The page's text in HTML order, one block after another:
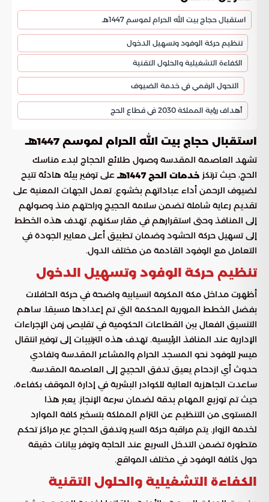
استقبال حجاج بيت الله الحرام لموسم 1447هـ
تنظيم حركة الوفود وتسهيل الدخول
الكفاءة التشغيلية والحلول التقنية
التحول الرقمي في خدمة الضيوف
أهداف رؤية المملكة 2030 في قطاع الحج
استقبال حجاج بيت الله الحرام لموسم 1447هـ
تشهد العاصمة المقدسة وصول طلائع الحجاج لبدء مناسك
الحج، حيث ترتكز خدمات الحج 1447هـ
على توفير بيئة هادئة تتيح
لضيوف الرحمن أداء عباداتهم بخشوع. تعمل الجهات المعنية على
تقديم رعاية شاملة تضمن سلامة الحجيج وراحتهم منذ وصولهم
إلى المنافذ وحتى استقرارهم في مقار سكنهم. تهدف هذه الخطط
إلى تسهيل حركة الحشود وضمان تطبيق أعلى معايير الجودة في
التعامل مع الوفود القادمة من مختلف الدول.
تنظيم حركة الوفود وتسهيل الدخول
أظهرت مداخل مكة المكرمة انسيابية واضحة في حركة الحافلات
بفضل الخطط المرورية المحكمة التي تم إعدادها مسبقا. ساهم
التنسيق الفعال بين القطاعات الحكومية في تقليص زمن الإجراءات
الإدارية عند المنافذ الرئيسية. تهدف هذه الترتيبات إلى توفير انتقال
ميسر للوفود نحو المسجد الحرام والمشاعر المقدسة وتفادي
حدوث أي ازدحام يعيق تدفق الحجيج إلى العاصمة المقدسة.
ساعدت الجاهزية العالية للكوادر البشرية في إدارة الموقف بكفاءة،
حيث تم توزيع المهام بدقة لضمان سرعة الإنجاز. يعبر هذا
المستوى من التنظيم عن التزام المملكة بتسخير كافة الموارد
لخدمة الزوار. يتم مراقبة حركة السير وتدفق الحجاج عبر مراكز تحكم
متطورة تضمن التدخل السريع عند الحاجة وتوفر بيانات دقيقة
حول كثافة الوفود في مختلف المواقع.
الكفاءة التشغيلية والحلول التقنية